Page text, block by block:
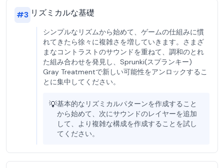
#3 リズミカルな基礎
シンプルなリズムから始めて、ゲームの仕組みに慣
れてきたら徐々に複雑さを増していきます。さまざ
まなコントラストのサウンドを重ねて、調和のとれ
た組み合わせを発見し、Sprunki(スプランキー)
Gray Treatmentで新しい可能性をアンロックするこ
とに集中してください。
💡基本的なリズミカルパターンを作成すること
から始めて、次にサウンドのレイヤーを追加
して、より複雑な構成を作成することを試し
てください。